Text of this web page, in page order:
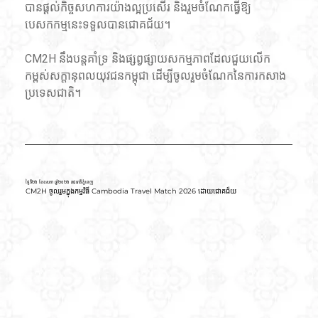
បានផ្តល់កិច្ចសហការយ៉ាងល្អប្រសើរ និងរួមចំណែកធ្វើឱ្យ
បេសកកម្មនេះទទួលបានជោគជ័យ។
CM2H នឹងបន្តគាំទ្រ និងផ្សព្វផ្សាយសកម្មភាពដែលជួយលើក
កម្ពស់សក្តានុពលយុវជនកម្ពុជា ដើម្បីចូលរួមចំណែកនៃការកសាង
ប្រទេសជាតិ។
ថ្ងៃទី២៦ ខែឧសភា ឆ្នាំ២០២៦ រាជធានីភ្នំពេញ
CM2H ចូលរួមក្នុងកម្មវិធី Cambodia Travel Match 2026 ដោយជោគជ័យ